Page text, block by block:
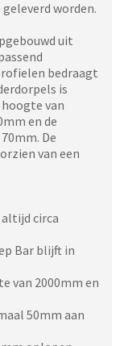
worden.
uit
bedraagt
is
van
en de
De
van een
circa
Bar blijft in
van 2000mm en
50mm aan